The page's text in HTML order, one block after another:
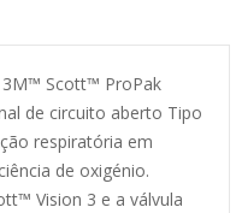
Scott™ ProPak
de circuito aberto Tipo
respiratória em
de oxigénio.
Vision 3 e a válvula